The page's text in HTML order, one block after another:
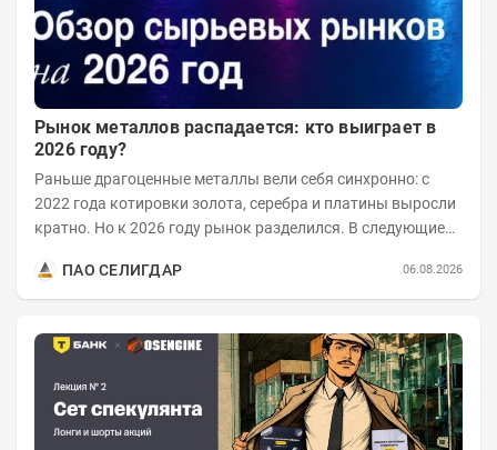
Рынок металлов распадается: кто выиграет в
2026 году?
Раньше драгоценные металлы вели себя синхронно: с
2022 года котировки золота, серебра и платины выросли
кратно. Но к 2026 году рынок разделился. В следующие
ПАО СЕЛИГДАР
06.08.2026